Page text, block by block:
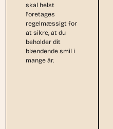
skal helst
foretages
regelmæssigt for
at sikre, at du
beholder dit
blændende smil i
mange år.